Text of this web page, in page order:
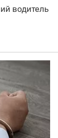
водитель